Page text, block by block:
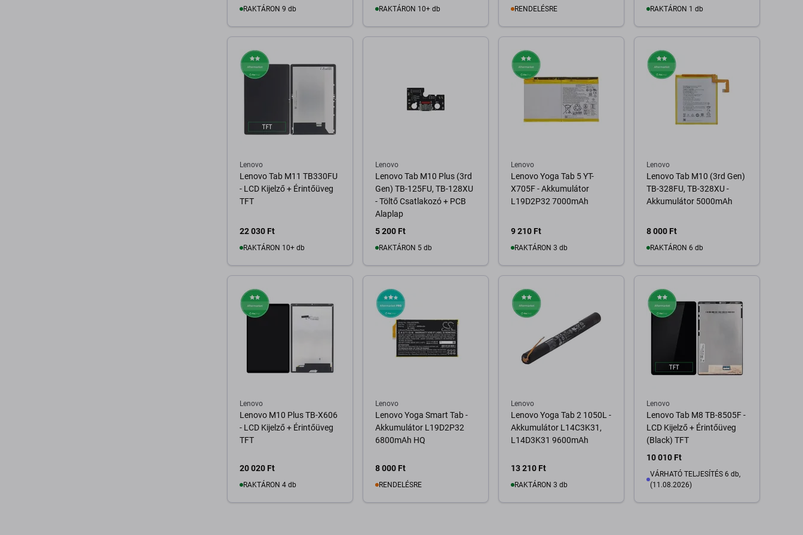
RAKTÁRON 9 db RAKTÁRON 10+ db RENDELÉSRE
RAKTÁRON 1 db
Lenovo
Lenovo Tab M11 TB330FU
- LCD Kijelző + Érintőüveg
TFT
22 030 Ft
RAKTÁRON 10+ db
Lenovo
Lenovo Tab M10 Plus (3rd
Gen) TB-125FU, TB-128XU
- Töltő Csatlakozó + PCB
Alaplap
5 200 Ft
RAKTÁRON 5 db
Lenovo
Lenovo Yoga Tab 5 YT-
X705F - Akkumulátor
L19D2P32 7000mAh
9 210 Ft
RAKTÁRON 3 db
Lenovo
Lenovo Tab M10 (3rd Gen)
TB-328FU, TB-328XU -
Akkumulátor 5000mAh
8 000 Ft
RAKTÁRON 6 db
Lenovo
Lenovo M10 Plus TB-X606
- LCD Kijelző + Érintőüveg
TFT
20 020 Ft
RAKTÁRON 4 db
Lenovo
Lenovo Yoga Smart Tab -
Akkumulátor L19D2P32
6800mAh HQ
8 000 Ft
RENDELÉSRE
Lenovo
Lenovo Yoga Tab 2 1050L -
Akkumulátor L14C3K31,
L14D3K31 9600mAh
13 210 Ft
RAKTÁRON 3 db
Lenovo
Lenovo Tab M8 TB-8505F -
LCD Kijelző + Érintőüveg
(Black) TFT
10 010 Ft
VÁRHATÓ TELJESÍTÉS 6 db,
(11.08.2026)